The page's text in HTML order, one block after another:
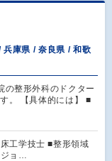
兵庫県 / 奈良県 / 和歌
の整形外科のドクター
。 【具体的には】 ■
工学技士 ■整形領域
ョ…